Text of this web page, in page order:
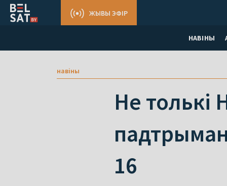
НАВІНЫ
ЖЫВЫ ЭФІР
навіны
Не толькі
16